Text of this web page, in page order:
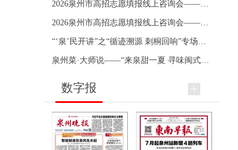
数字报